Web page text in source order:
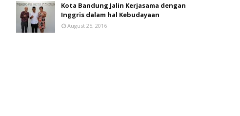
Kota Bandung Jalin Kerjasama dengan
Inggris dalam hal Kebudayaan
August 25, 2016